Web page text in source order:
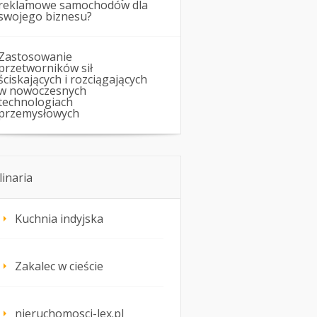
samochodów dla
biznesu?
sił
i rozciągających
nowoczesnych
Kuchnia indyjska
Zakalec w cieście
nieruchomosci-lex.pl